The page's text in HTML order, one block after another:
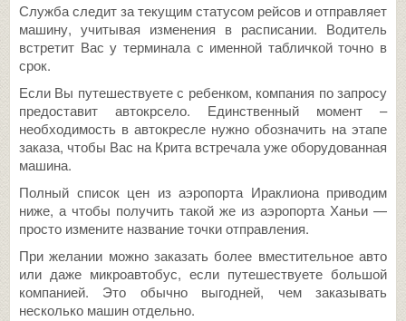
Служба следит за текущим статусом рейсов и отправляет
машину, учитывая изменения в расписании. Водитель
встретит Вас у терминала с именной табличкой точно в
срок.
Если Вы путешествуете с ребенком, компания по запросу
предоставит автокрсело. Единственный момент –
необходимость в автокресле нужно обозначить на этапе
заказа, чтобы Вас на Крита встречала уже оборудованная
машина.
Полный список цен из аэропорта Ираклиона приводим
ниже, а чтобы получить такой же из аэропорта Ханьи —
просто измените название точки отправления.
При желании можно заказать более вместительное авто
или даже микроавтобус, если путешествуете большой
компанией. Это обычно выгодней, чем заказывать
несколько машин отдельно.